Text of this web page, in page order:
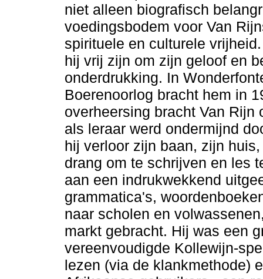
niet alleen biografisch
voedingsbodem voor Van
spirituele en culturele
hij vrij zijn om zijn geloof en
onderdrukking. In
Boerenoorlog bracht hem in
overheersing bracht Van
als leraar werd ondermijnd
hij verloor zijn baan, zijn
drang om te schrijven en les
aan een indrukwekkend
grammatica's,
naar scholen en
markt gebracht. Hij was een
vereenvoudigde Kollewijn-
lezen (via de klankmethode)